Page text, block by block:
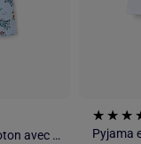
Combinaison en coton avec motif Toy Story